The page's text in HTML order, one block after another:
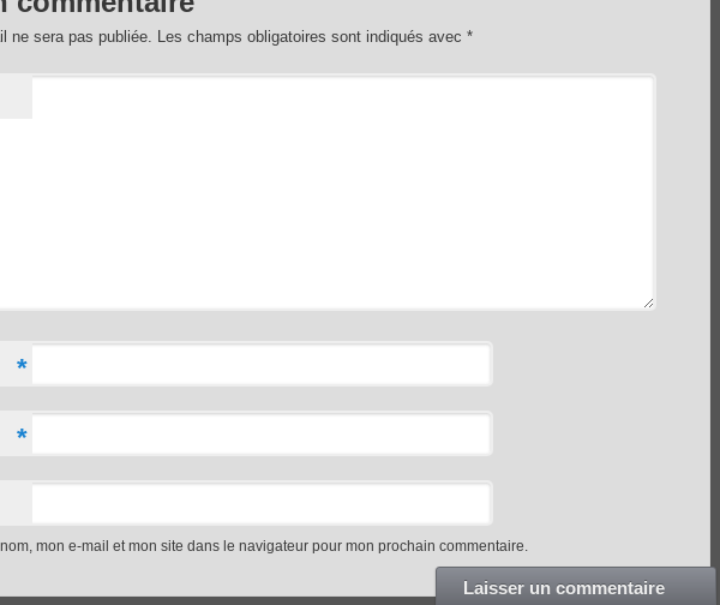
ne sera pas publiée. Les champs obligatoires sont indiqués avec*
*
*
mon e-mail et mon site dans le navigateur pour mon prochain commentaire.